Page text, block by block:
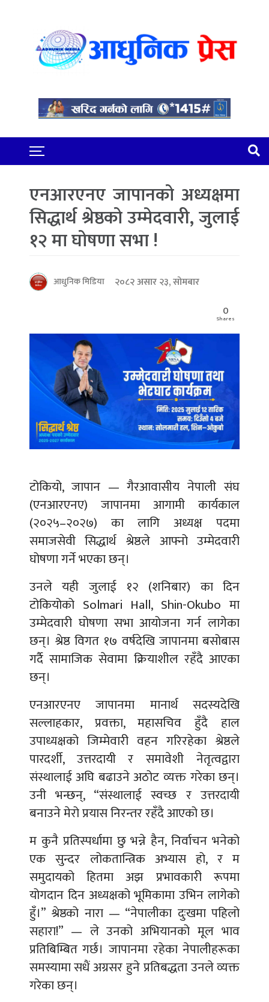
एनआरएनए जापानको अध्यक्षमा
सिद्धार्थ श्रेष्ठको उम्मेदवारी, जुलाई
१२ मा घोषणा सभा !
आधुनिक मिडिया
२०८२ असार २३, सोमबार
0
Shares
टोकियो, जापान — गैरआवासीय नेपाली संघ
(एनआरएनए) जापानमा आगामी कार्यकाल
(२०२५–२०२७) का लागि अध्यक्ष पदमा
समाजसेवी सिद्धार्थ श्रेष्ठले आफ्नो उम्मेदवारी
घोषणा गर्ने भएका छन्।
उनले यही जुलाई १२ (शनिबार) का दिन
टोकियोको Solmari Hall, Shin-Okubo मा
उम्मेदवारी घोषणा सभा आयोजना गर्न लागेका
छन्। श्रेष्ठ विगत १७ वर्षदेखि जापानमा बसोबास
गर्दै सामाजिक सेवामा क्रियाशील रहँदै आएका
छन्।
एनआरएनए जापानमा मानार्थ सदस्यदेखि
सल्लाहकार, प्रवक्ता, महासचिव हुँदै हाल
उपाध्यक्षको जिम्मेवारी वहन गरिरहेका श्रेष्ठले
पारदर्शी, उत्तरदायी र समावेशी नेतृत्वद्वारा
संस्थालाई अघि बढाउने अठोट व्यक्त गरेका छन्।
उनी भन्छन्, “संस्थालाई स्वच्छ र उत्तरदायी
बनाउने मेरो प्रयास निरन्तर रहँदै आएको छ।
म कुनै प्रतिस्पर्धामा छु भन्ने हैन, निर्वाचन भनेको
एक सुन्दर लोकतान्त्रिक अभ्यास हो, र म
समुदायको हितमा अझ प्रभावकारी रूपमा
योगदान दिन अध्यक्षको भूमिकामा उभिन लागेको
हुँ।” श्रेष्ठको नारा — “नेपालीका दुःखमा पहिलो
सहारा!” — ले उनको अभियानको मूल भाव
प्रतिबिम्बित गर्छ। जापानमा रहेका नेपालीहरूका
समस्यामा सधैं अग्रसर हुने प्रतिबद्धता उनले व्यक्त
गरेका छन्।